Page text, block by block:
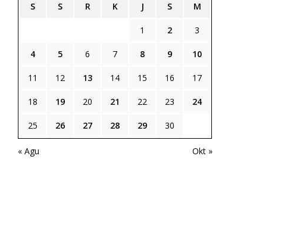
S S R K J S M
1 2 3
4 5 6 7 8 9 10
11 12 13 14 15 16 17
18 19 20 21 22 23 24
25 26 27 28 29 30
« Agu Okt »